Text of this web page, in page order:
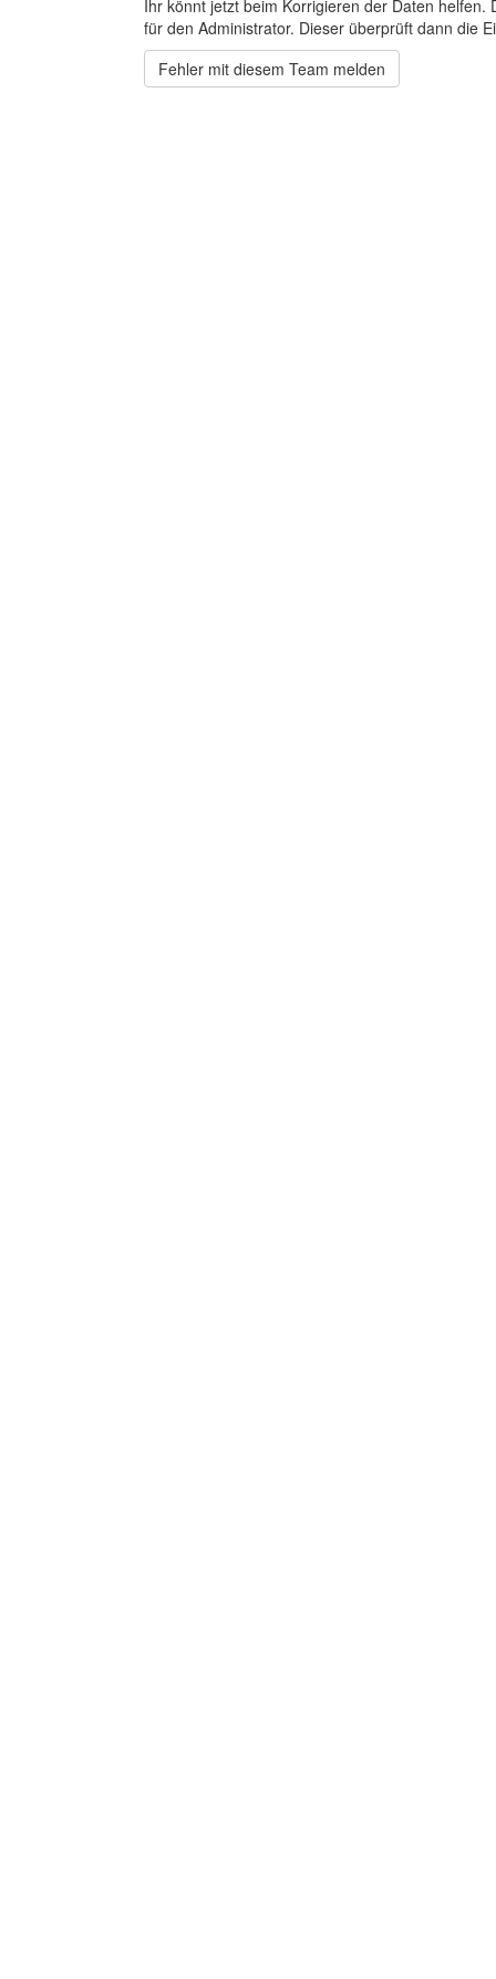
Ihr könnt jetzt beim Korrigieren der Daten
für den Administrator. Dieser überprüft dann die
Fehler mit diesem Team melden